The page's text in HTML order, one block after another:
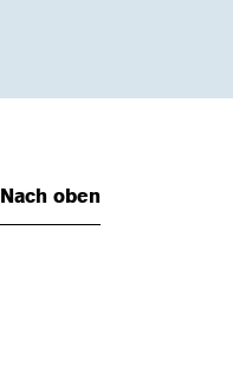
Nach oben